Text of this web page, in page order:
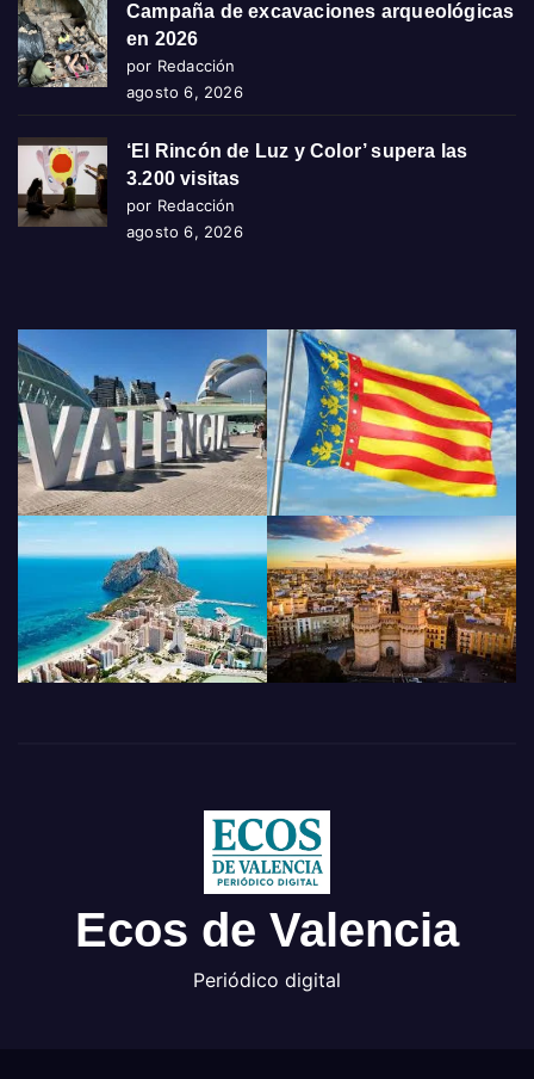
Campaña de excavaciones arqueológicas
en 2026
por Redacción
agosto 6, 2026
‘El Rincón de Luz y Color’ supera las
3.200 visitas
por Redacción
agosto 6, 2026
Ecos de Valencia
Periódico digital